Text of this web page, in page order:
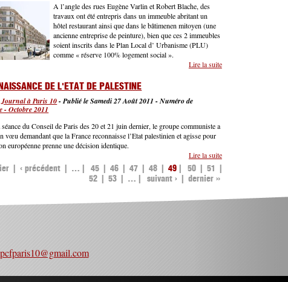
A l’angle des rues Eugène Varlin et Robert Blache, des
travaux ont été entrepris dans un immeuble abritant un
hôtel restaurant ainsi que dans le bâtimenen mitoyen (une
ancienne entreprise de peinture), bien que ces 2 immeubles
soient inscrits dans le Plan Local d’ Urbanisme (PLU)
comme « réserve 100% logement social ».
Lire la suite
DE L'ETAT DE PALESTINE
Journal à Paris 10-Publié le Samedi 27 Août 2011 -Numéro de
- Octobre 2011
du Conseil de Paris des 20 et 21 juin dernier, le groupe communiste a
vœu demandant que la France reconnaisse l’Etat palestinien et agisse pour
européenne prenne une décision identique.
Lire la suite
‹ précédent … 45 46 47 48 49 50
51
52
53 … suivant › dernier »
pcfparis10@gmail.com